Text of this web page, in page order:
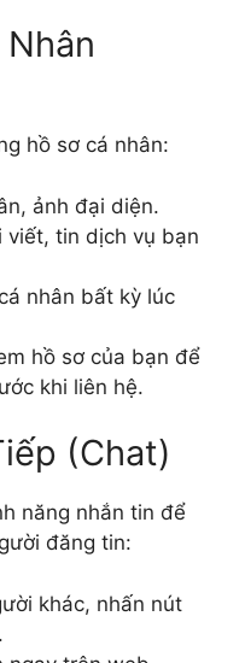
hồ sơ cá nhân:
ảnh đại diện.
viết, tin dịch vụ bạn
nhân bất kỳ lúc
hồ sơ của bạn để
khi liên hệ.
(Chat)
năng nhắn tin để
đăng tin:
khác, nhấn nút
.